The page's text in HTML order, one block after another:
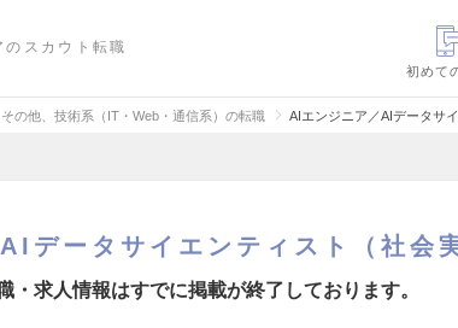
のスカウト転職
初めて
その他、技術系（IT・Web・通信系）の転職 AIエンジニア／AIデータサ
データサイエンティスト（社会
・求人情報はすでに掲載が終了しております。